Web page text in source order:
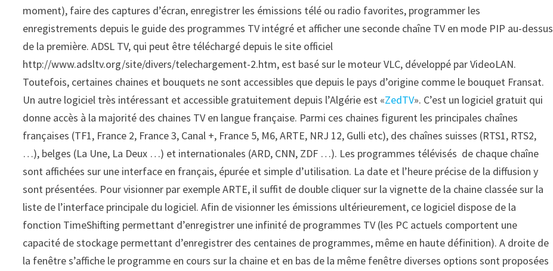
moment), faire des captures d’écran, enregistrer les émissions télé ou radio favorites, programmer les
enregistrements depuis le guide des programmes TV intégré et afficher une seconde chaîne TV en mode PIP au-dessus
de la première. ADSL TV, qui peut être téléchargé depuis le site officiel
http://www.adsltv.org/site/divers/telechargement-2.htm, est basé sur le moteur VLC, développé par VideoLAN.
Toutefois, certaines chaines et bouquets ne sont accessibles que depuis le pays d’origine comme le bouquet Fransat.
Un autre logiciel très intéressant et accessible gratuitement depuis l’Algérie est «ZedTV». C’est un logiciel gratuit qui
donne accès à la majorité des chaines TV en langue française. Parmi ces chaines figurent les principales chaînes
françaises (TF1, France 2, France 3, Canal +, France 5, M6, ARTE, NRJ 12, Gulli etc), des chaînes suisses (RTS1, RTS2,
…), belges (La Une, La Deux …) et internationales (ARD, CNN, ZDF …). Les programmes télévisés de chaque chaîne
sont affichées sur une interface en français, épurée et simple d’utilisation. La date et l’heure précise de la diffusion y
sont présentées. Pour visionner par exemple ARTE, il suffit de double cliquer sur la vignette de la chaine classée sur la
liste de l’interface principale du logiciel. Afin de visionner les émissions ultérieurement, ce logiciel dispose de la
fonction TimeShifting permettant d’enregistrer une infinité de programmes TV (les PC actuels comportent une
capacité de stockage permettant d’enregistrer des centaines de programmes, même en haute définition). A droite de
la fenêtre s’affiche le programme en cours sur la chaine et en bas de la même fenêtre diverses options sont proposées